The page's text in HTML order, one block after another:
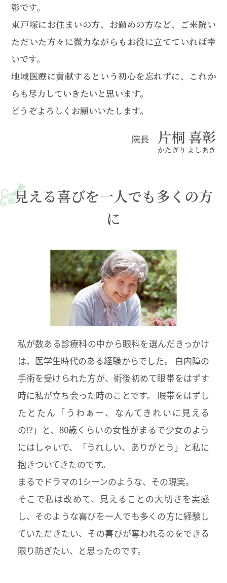
彰です。
東戸塚にお住まいの方、お勤めの方など、ご来院い
ただいた方々に微力ながらもお役に立てていれば幸
いです。
地域医療に貢献するという初心を忘れずに、これか
らも尽力していきたいと思います。
どうぞよろしくお願いいたします。
院長 片桐 喜彰
かたぎり よしあき
見える喜びを一人でも多くの方
に
私が数ある診療科の中から眼科を選んだきっかけ
は、医学生時代のある経験からでした。 白内障の
手術を受けられた方が、術後初めて眼帯をはずす
時に私が立ち会った時のことです。 眼帯をはずし
たとたん「うわぁー、なんてきれいに見える
の!?」と、80歳くらいの女性がまるで少女のよう
にはしゃいで、「うれしい、ありがとう」と私に
抱きついてきたのです。
まるでドラマの1シーンのような、その現実。
そこで私は改めて、見えることの大切さを実感
し、そのような喜びを一人でも多くの方に経験し
ていただきたい、その喜びが奪われるのをできる
限り防ぎたい、と思ったのです。